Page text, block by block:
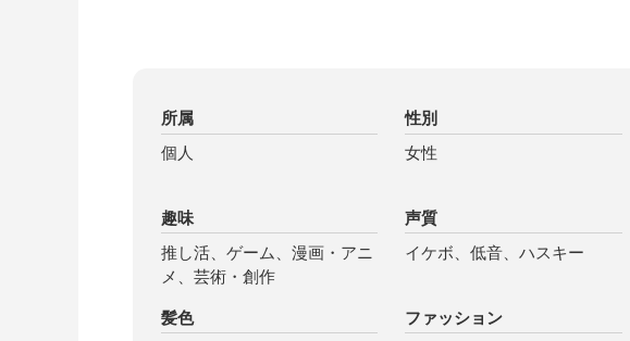
所属
個人
性別
女性
趣味
推し活、ゲーム、漫画・アニ
メ、芸術・創作
声質
イケボ、低音、ハスキー
髪色 ファッション